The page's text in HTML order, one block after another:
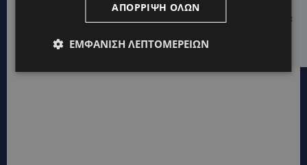
ΚΑΤΑΓΓΕΛΙΑ: Για άνδρα που φέρεται να παρενοχλούσε
έρευνες
ΑΠΌΡΡΙΨΗ ΌΛΩΝ
ΕΜΦΆΝΙΣΗ ΛΕΠΤΟΜΕΡΕΙΏΝ